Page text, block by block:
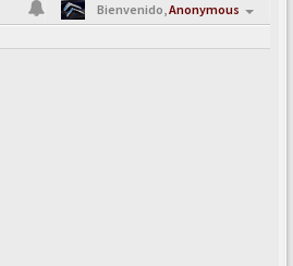
Bienvenido,Anonymous